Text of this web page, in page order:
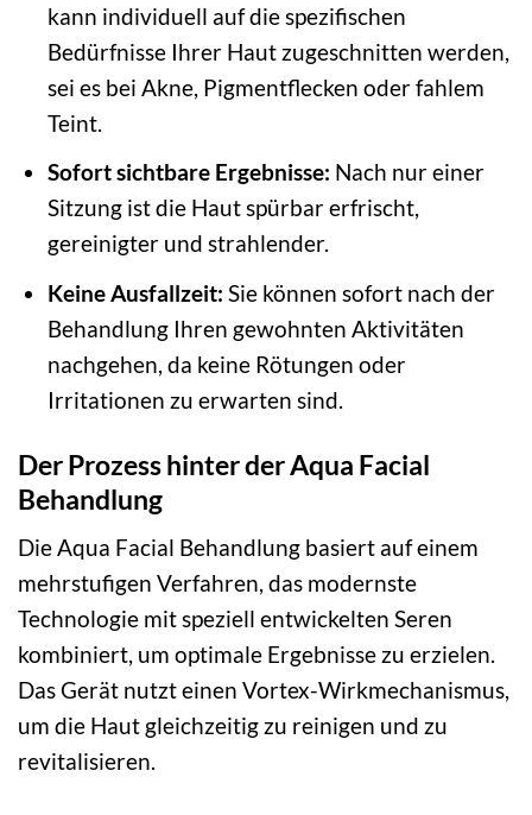
kann individuell auf die spezifischen
Bedürfnisse Ihrer Haut zugeschnitten werden,
sei es bei Akne, Pigmentflecken oder fahlem
Teint.
Sofort sichtbare Ergebnisse: Nach nur einer
Sitzung ist die Haut spürbar erfrischt,
gereinigter und strahlender.
Keine Ausfallzeit: Sie können sofort nach der
Behandlung Ihren gewohnten Aktivitäten
nachgehen, da keine Rötungen oder
Irritationen zu erwarten sind.
Der Prozess hinter der Aqua Facial
Behandlung
Die Aqua Facial Behandlung basiert auf einem
mehrstufigen Verfahren, das modernste
Technologie mit speziell entwickelten Seren
kombiniert, um optimale Ergebnisse zu erzielen.
Das Gerät nutzt einen Vortex-Wirkmechanismus,
um die Haut gleichzeitig zu reinigen und zu
revitalisieren.